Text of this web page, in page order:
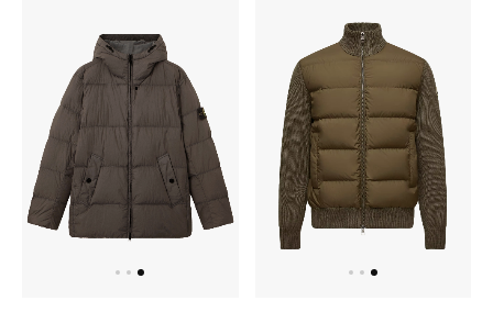
عرض كل التنزيلات
أبرز المصممين
مجوهرات فاخرة للنساء
مجوهرات عصرية للنساء